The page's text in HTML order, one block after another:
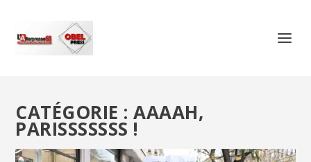
CATÉGORIE :AAAAH,
PARISSSSSSS !